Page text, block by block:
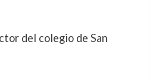
del colegio de San